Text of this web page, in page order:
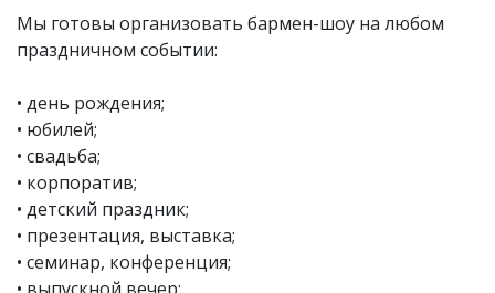
Мы готовы организовать бармен-шоу на любом
праздничном событии:
• день рождения;
• юбилей;
• свадьба;
• корпоратив;
• детский праздник;
• презентация, выставка;
• семинар, конференция;